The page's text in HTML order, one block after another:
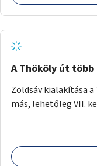
A Thököly út
Zöldsáv kialakítása
más, lehetőleg VII.